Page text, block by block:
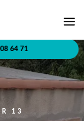
64 71
13